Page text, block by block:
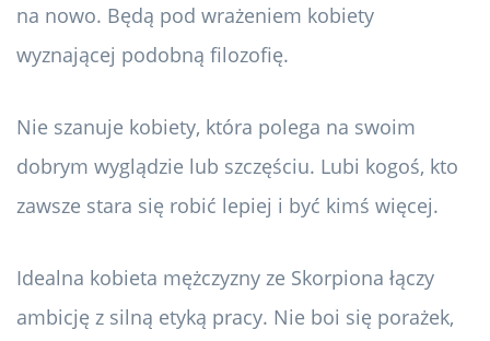
na nowo. Będą pod wrażeniem kobiety
wyznającej podobną filozofię.
Nie szanuje kobiety, która polega na swoim
dobrym wyglądzie lub szczęściu. Lubi kogoś, kto
zawsze stara się robić lepiej i być kimś więcej.
Idealna kobieta mężczyzny ze Skorpiona łączy
ambicję z silną etyką pracy. Nie boi się porażek,